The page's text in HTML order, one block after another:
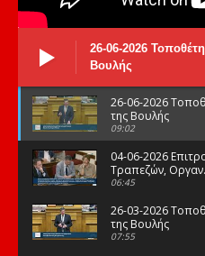
26-06-2026
Βουλής
26-06-2026
της Βουλής
09:02
04-06-2026
Τραπεζών, Οργαν.
Φορέων Κοινων.
06:45
26-03-2026
της Βουλής
07:55